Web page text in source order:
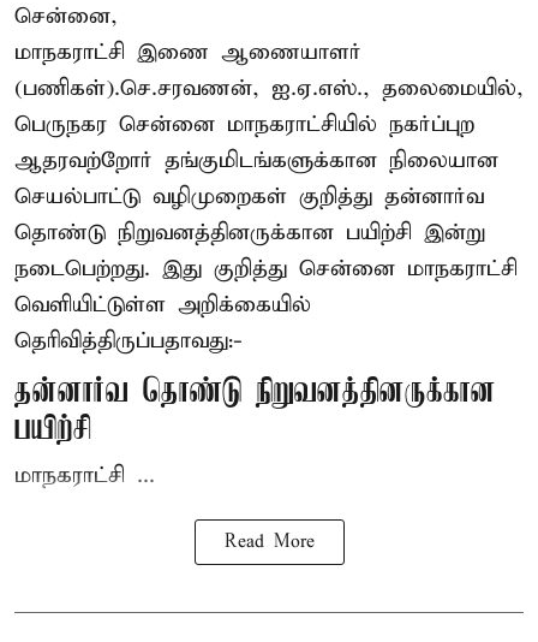
சென்னை,
மாநகராட்சி இணை ஆணையாளர்
(பணிகள்).செ.சரவணன், ஐ.ஏ.எஸ்., தலைமையில்,
பெருநகர சென்னை மாநகராட்சியில் நகர்ப்புற
ஆதரவற்றோர் தங்குமிடங்களுக்கான நிலையான
செயல்பாட்டு வழிமுறைகள் குறித்து தன்னார்வ
தொண்டு நிறுவனத்தினருக்கான பயிற்சி இன்று
நடைபெற்றது. இது குறித்து சென்னை மாநகராட்சி
வெளியிட்டுள்ள அறிக்கையில்
தெரிவித்திருப்பதாவது:-
தன்னார்வ தொண்டு நிறுவனத்தினருக்கான
பயிற்சி
மாநகராட்சி ...
Read More